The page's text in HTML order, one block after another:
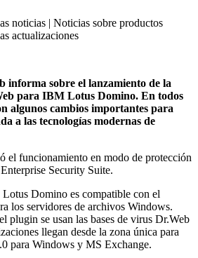
noticias | Noticias sobre productos
actualizaciones
informa sobre el lanzamiento de la
para IBM Lotus Domino. En todos
algunos cambios importantes para
a las tecnologías modernas de
el funcionamiento en modo de protección
Security Suite.
Domino es compatible con el
los servidores de archivos Windows.
plugin se usan las bases de virus Dr.Web
llegan desde la zona única para
para Windows y MS Exchange.